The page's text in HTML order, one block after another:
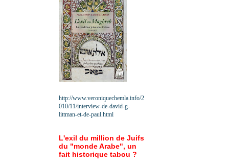
http://www.veroniquechemla.info/2
010/11/interview-de-david-g-
littman-et-de-paul.html
L'exil du million de Juifs
du "monde Arabe", un
fait historique tabou ?